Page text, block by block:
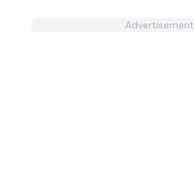
Advertisement